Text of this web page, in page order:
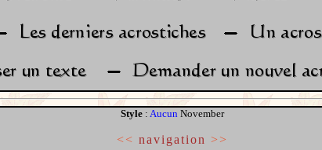
Style : Aucun November
<< navigation >>